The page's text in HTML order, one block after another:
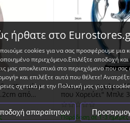
"Γυναίκα
- Modern
Standing"
Μοντερνο
που Χορεύει" Μπλε
Ρητίνη - Υγρό
Statue "Dancing Girl"
Παράδοση σε 1-3 ημέρες
ήρθατε στο
cookies για να σας προσφέρουμε μια
περιεχόμενο.Επιλέξτε αποδοχή
μας αποκλειστικά στο περιεχόμενο που σας
και επιλέξτε αυτά που θέλετε!
σχετικά με την Πολιτική μας για τα
απαραίτητων